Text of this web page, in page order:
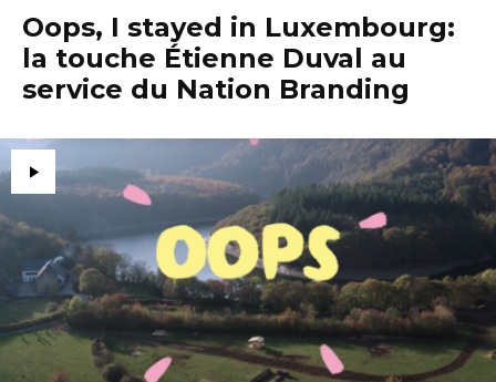
Oops, I stayed in Luxembourg:
la touche Étienne Duval au
service du Nation Branding